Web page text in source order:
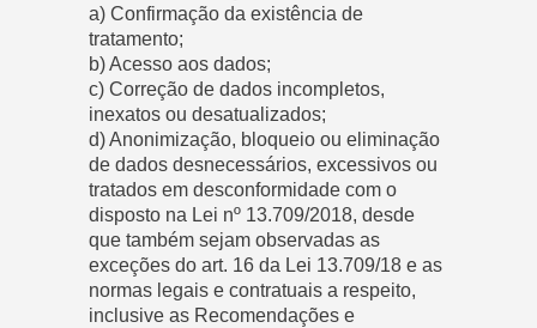
a) Confirmação da existência de
tratamento;
b) Acesso aos dados;
c) Correção de dados incompletos,
inexatos ou desatualizados;
d) Anonimização, bloqueio ou eliminação
de dados desnecessários, excessivos ou
tratados em desconformidade com o
disposto na Lei nº 13.709/2018, desde
que também sejam observadas as
exceções do art. 16 da Lei 13.709/18 e as
normas legais e contratuais a respeito,
inclusive as Recomendações e